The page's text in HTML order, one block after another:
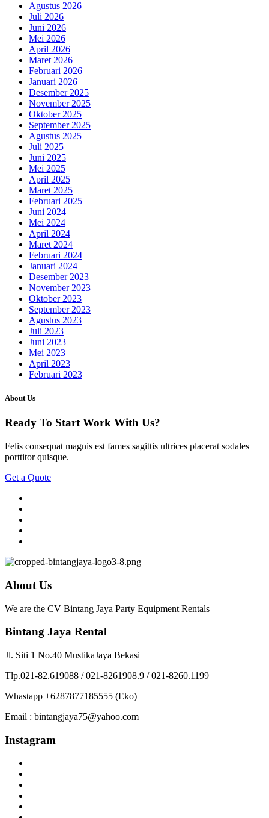
Agustus 2026
Juli 2026
Juni 2026
Mei 2026
April 2026
Maret 2026
Februari 2026
Januari 2026
Desember 2025
November 2025
Oktober 2025
September 2025
Agustus 2025
Juli 2025
Juni 2025
Mei 2025
April 2025
Maret 2025
Februari 2025
Juni 2024
Mei 2024
April 2024
Maret 2024
Februari 2024
Januari 2024
Desember 2023
November 2023
Oktober 2023
September 2023
Agustus 2023
Juli 2023
Juni 2023
Mei 2023
April 2023
Februari 2023
About Us
Ready To StartWork With Us?
Felis consequat magnis est fames sagittis ultrices placerat sodales
porttitor quisque.
Get a Quote
About Us
We are the CV Bintang Jaya Party Equipment Rentals
Bintang Jaya Rental
Jl. Siti 1 No.40 MustikaJaya Bekasi
Tlp.021-82.619088 / 021-8261908.9 / 021-8260.1199
Whastapp +6287877185555 (Eko)
Email : bintangjaya75@yahoo.com
Instagram